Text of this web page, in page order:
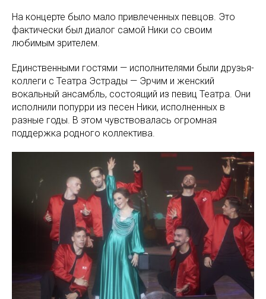
На концерте было мало привлеченных певцов. Это
фактически был диалог самой Ники со своим
любимым зрителем.
Единственными гостями — исполнителями были друзья-
коллеги с Театра Эстрады — Эрчим и женский
вокальный ансамбль, состоящий из певиц Театра. Они
исполнили попурри из песен Ники, исполненных в
разные годы. В этом чувствовалась огромная
поддержка родного коллектива.